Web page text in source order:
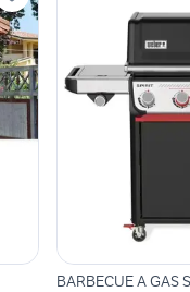
BARBECUE A GAS